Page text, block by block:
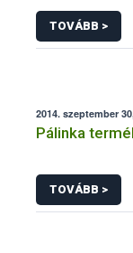
TOVÁBB >
2014. szeptember
Pálinka
TOVÁBB >